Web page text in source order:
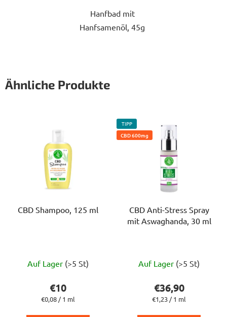
Hanfbad mit
Hanfsamenöl, 45g
Ähnliche Produkte
CBD Shampoo, 125 ml
durchschnittliche
ist
Auf Lager (>5 St)
€10
Verkaufspreis:
€0,08 / 1 ml
TIPP
CBD 600mg
CBD Anti-Stress Spray
mit Aswaghanda, 30 ml
ist
Auf Lager (>5 St)
€36,90
Verkaufspreis:
€1,23 / 1 ml